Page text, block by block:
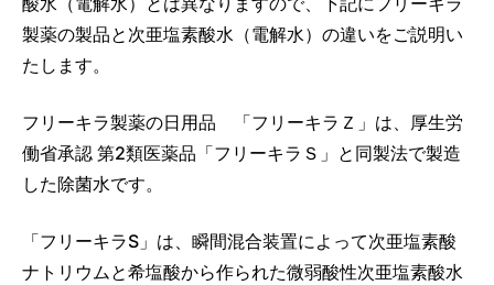
製薬の製品と次亜塩素酸水（電解水）の違いをご説明い
たします。
フリーキラ製薬の日用品 「フリーキラＺ」 は、 厚生労
働省承認 第2類医薬品「フリーキラＳ」 と同製法で製造
した除菌水です。
「フリーキラS」 は、瞬間混合装置によって次亜塩素酸
ナトリウムと希塩酸から作られた微弱酸性次亜塩素酸水